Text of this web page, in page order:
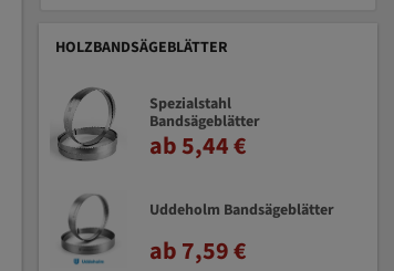
HOLZBANDSÄGEBLÄTTER
Spezialstahl
Bandsägeblätter
ab 5,44 €
Uddeholm Bandsägeblätter
ab 7,59 €